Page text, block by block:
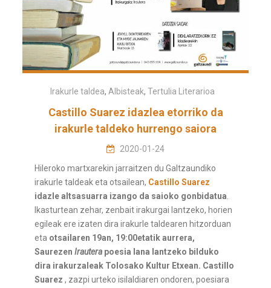
Irakurle taldea, Albisteak, Tertulia Literarioa
Castillo Suarez idazlea etorriko da
irakurle taldeko hurrengo saiora
2020-01-24
Hileroko martxarekin jarraitzen du Galtzaundiko
irakurle taldeak eta otsailean, Castillo Suarez
idazle altsasuarra izango da saioko gonbidatua
Ikasturtean zehar, zenbait irakurgai lantzeko, horien
egileak ere izaten dira irakurle taldearen hitzorduan
eta otsailaren 19an, 19:00etatik aurrera,
SaurezenIrautera poesia lana lantzeko bilduko
dira irakurzaleak Tolosako Kultur Etxean. Castillo
Suarez, zazpi urteko isilaldiaren ondoren, poesiara